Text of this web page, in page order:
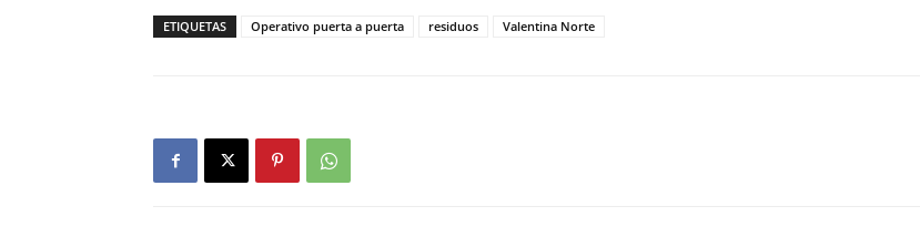
ETIQUETAS Operativo puerta a puerta residuos Valentina Norte